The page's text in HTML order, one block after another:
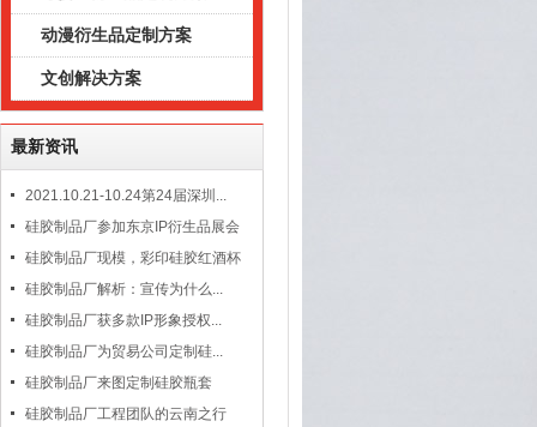
动漫衍生品定制方案
文创解决方案
最新资讯
2021.10.21-10.24第24届深圳...
硅胶制品厂参加东京IP衍生品展会
硅胶制品厂现模，彩印硅胶红酒杯
硅胶制品厂解析：宣传为什么...
硅胶制品厂获多款IP形象授权...
硅胶制品厂为贸易公司定制硅...
硅胶制品厂来图定制硅胶瓶套
硅胶制品厂工程团队的云南之行